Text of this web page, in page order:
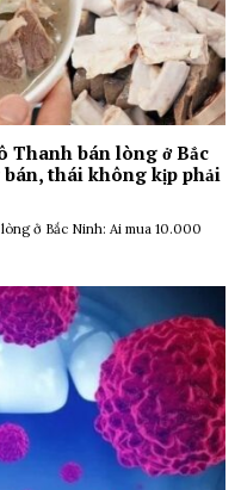
Thanh bán lòng ở Bắc
thái không kịp phải
ở Bắc Ninh: Ai mua 10.000